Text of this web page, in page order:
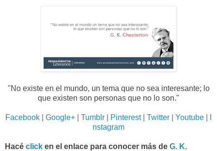
"No existe en el mundo, un tema que no sea interesante; lo
que existen son personas que no lo son."
Facebook Google+ Tumblr Pinterest| Twitter Youtube
nstagram
Hacé click en el enlace para conocer más de G. K.